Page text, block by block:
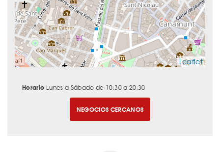
Leaflet
Horario Lunes a Sábado de 10:30 a 20:30
NEGOCIOS CERCANOS